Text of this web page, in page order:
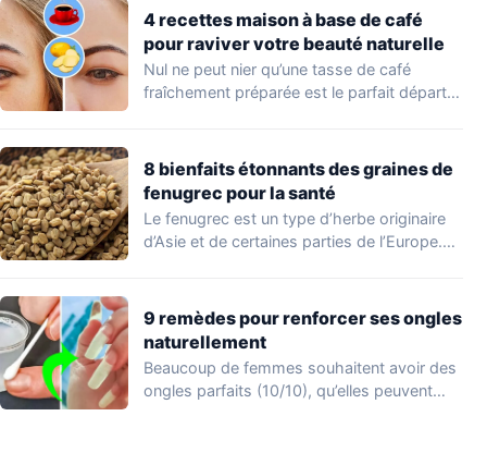
4 recettes maison à base de café
pour raviver votre beauté naturelle
Nul ne peut nier qu’une tasse de café
fraîchement préparée est le parfait départ…
8 bienfaits étonnants des graines de
fenugrec pour la santé
Le fenugrec est un type d’herbe originaire
d’Asie et de certaines parties de l’Europe.…
9 remèdes pour renforcer ses ongles
naturellement
Beaucoup de femmes souhaitent avoir des
ongles parfaits (10/10), qu’elles peuvent